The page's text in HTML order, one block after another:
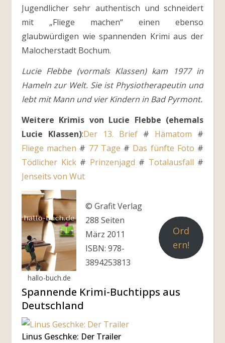
Jugendlicher sehr authentisch und schneidert
mit „Fliege machen“ einen ebenso
glaubwürdigen wie spannenden Krimi aus der
Malocherstadt Bochum.
Lucie Flebbe (vormals Klassen) kam 1977 in
Hameln zur Welt. Sie ist Physiotherapeutin und
lebt mit Mann und vier Kindern in Bad Pyrmont.
Weitere Krimis von Lucie Flebbe (ehemals
Lucie Klassen):Der 13. Brief # Hämatom #
Fliege machen # 77 Tage # Das fünfte Foto #
Tödlicher Kick# Prinzenjagd # Totalausfall #
Jenseits von Wut
hallo-buch.de
© Grafit Verlag
288 Seiten
März 2011
ISBN: 978-
3894253813
Ord
ern!
Spannende Krimi-Buchtipps aus
Deutschland
Linus Geschke: Der Trailer